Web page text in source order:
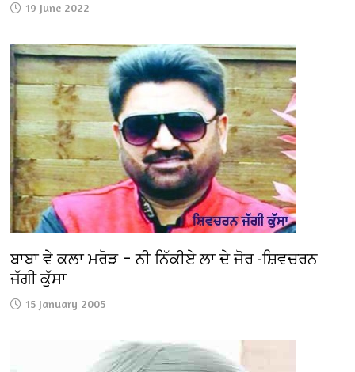
19 June 2022
ਬਾਬਾ ਵੇ ਕਲਾ ਮਰੋੜ – ਨੀ ਨਿੱਕੀਏ ਲਾ ਦੇ ਜੋਰ -ਸ਼ਿਵਚਰਨ
ਜੱਗੀ ਕੁੱਸਾ
15 January 2005